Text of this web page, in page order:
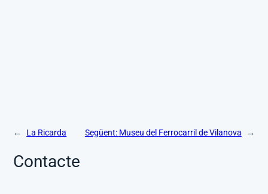
← La Ricarda Següent: Museu del Ferrocarril de Vilanova →
Contacte